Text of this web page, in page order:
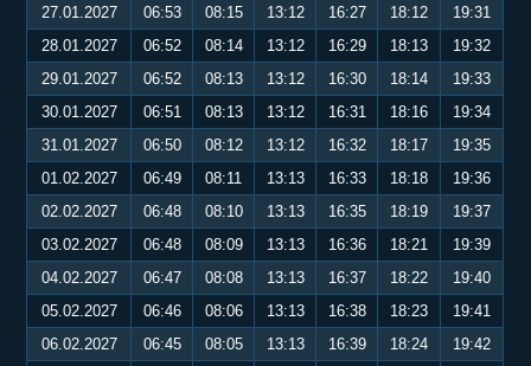
27.01.2027
06:53 08:15 13:12 16:27 18:12
19:31
28.01.2027
06:52 08:14 13:12 16:29 18:13
19:32
29.01.2027
06:52 08:13 13:12 16:30 18:14
19:33
30.01.2027
06:51 08:13 13:12 16:31 18:16
19:34
31.01.2027
06:50 08:12 13:12 16:32 18:17
19:35
01.02.2027
06:49 08:11 13:13 16:33 18:18
19:36
02.02.2027
06:48 08:10 13:13 16:35 18:19
19:37
03.02.2027
06:48 08:09 13:13 16:36 18:21
19:39
04.02.2027
06:47 08:08 13:13 16:37 18:22
19:40
05.02.2027
06:46 08:06 13:13 16:38 18:23
19:41
06.02.2027
06:45 08:05 13:13 16:39 18:24
19:42